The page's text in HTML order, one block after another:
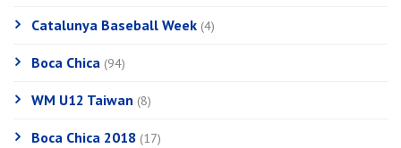
Catalunya Baseball Week (4)
Boca Chica (94)
WM U12 Taiwan (8)
Boca Chica 2018 (17)